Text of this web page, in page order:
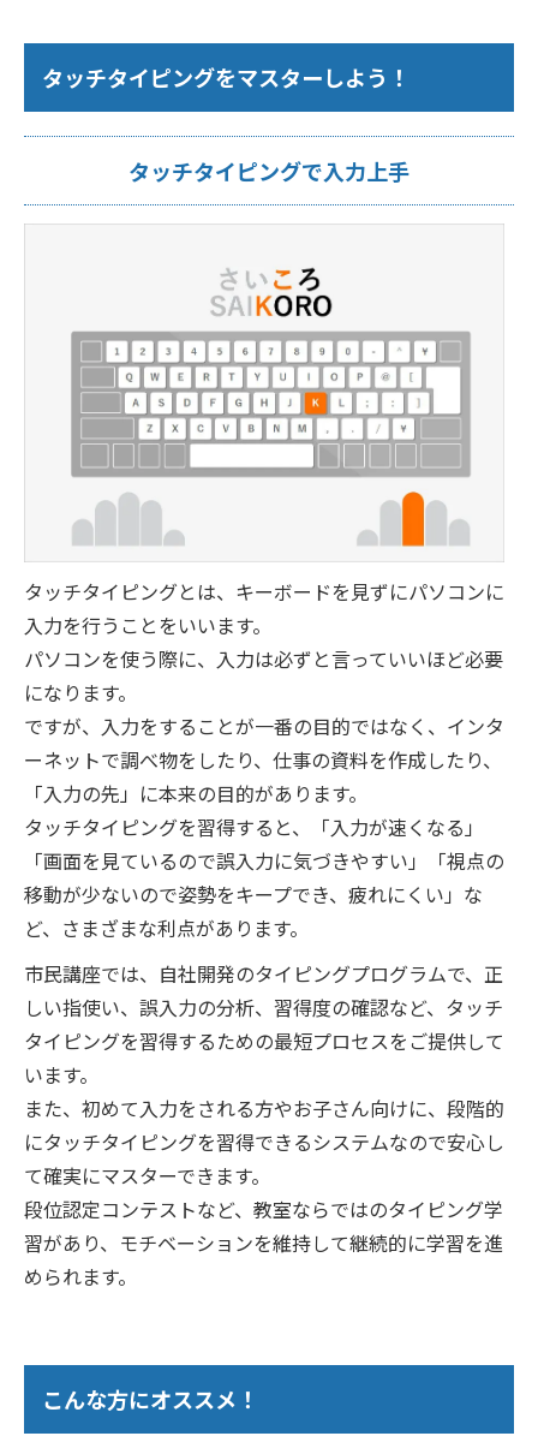
タッチタイピングをマスターしよう！
タッチタイピングで入力上手
タッチタイピングとは、キーボードを見ずにパソコンに
入力を行うことをいいます。
パソコンを使う際に、入力は必ずと言っていいほど必要
になります。
ですが、入力をすることが一番の目的ではなく、インタ
ーネットで調べ物をしたり、仕事の資料を作成したり、
「入力の先」に本来の目的があります。
タッチタイピングを習得すると、「入力が速くなる」
「画面を見ているので誤入力に気づきやすい」「視点の
移動が少ないので姿勢をキープでき、疲れにくい」な
ど、さまざまな利点があります。
市民講座では、自社開発のタイピングプログラムで、正
しい指使い、誤入力の分析、習得度の確認など、タッチ
タイピングを習得するための最短プロセスをご提供して
います。
また、初めて入力をされる方やお子さん向けに、段階的
にタッチタイピングを習得できるシステムなので安心し
て確実にマスターできます。
段位認定コンテストなど、教室ならではのタイピング学
習があり、モチベーションを維持して継続的に学習を進
められます。
こんな方にオススメ！